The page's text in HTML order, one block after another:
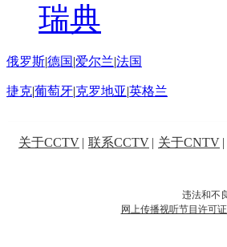
瑞典
俄罗斯|德国|爱尔兰|法国
捷克|葡萄牙|克罗地亚|英格兰
关于CCTV | 联系CCTV | 关于CNTV |
违法和不
网上传播视听节目许可证